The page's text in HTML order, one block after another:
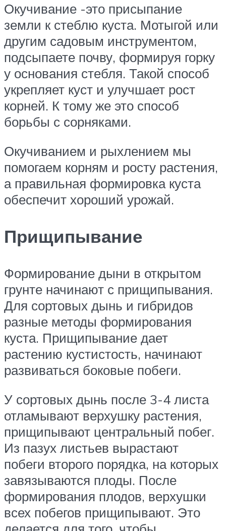
Окучивание -это присыпание
земли к стеблю куста. Мотыгой или
другим садовым инструментом,
подсыпаете почву, формируя горку
у основания стебля. Такой способ
укрепляет куст и улучшает рост
корней. К тому же это способ
борьбы с сорняками.
Окучиванием и рыхлением мы
помогаем корням и росту растения,
а правильная формировка куста
обеспечит хороший урожай.
Прищипывание
Формирование дыни в открытом
грунте начинают с прищипывания.
Для сортовых дынь и гибридов
разные методы формирования
куста. Прищипывание дает
растению кустистость, начинают
развиваться боковые побеги.
У сортовых дынь после 3-4 листа
отламывают верхушку растения,
прищипывают центральный побег.
Из пазух листьев вырастают
побеги второго порядка, на которых
завязываются плоды. После
формирования плодов, верхушки
всех побегов прищипывают. Это